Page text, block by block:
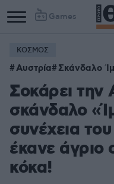
Games
ΚΟΣΜΟΣ
Αυστρία Σκάνδαλο
Σοκάρει την
σκάνδαλο
συνέχεια
έκανε άγριο
κόκα!